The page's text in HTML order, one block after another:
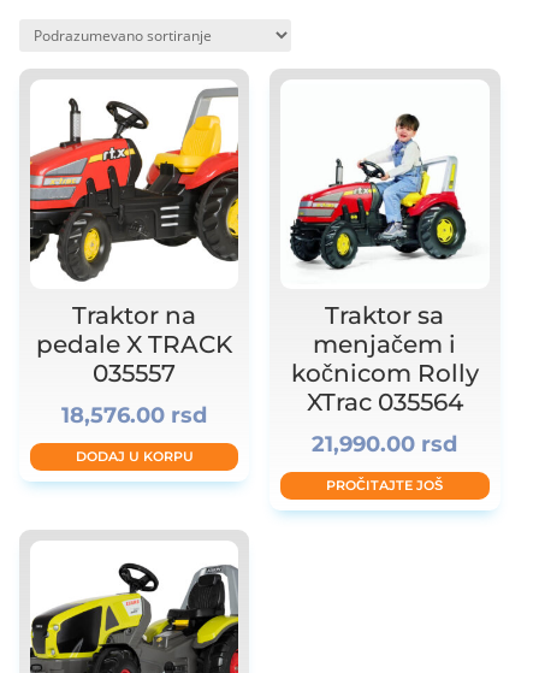
Traktor na
pedale X TRACK
035557
18,576.00 rsd
DODAJ U KORPU
Traktor sa
menjačem i
kočnicom Rolly
XTrac 035564
21,990.00 rsd
PROČITAJTE JOŠ